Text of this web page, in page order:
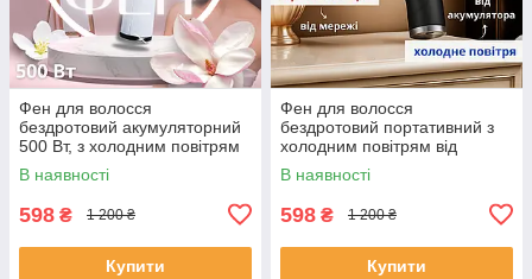
Фен для волосся
бездротовий акумуляторний
500 Вт, з холодним повітрям
від акумулятора та теплим
від мережі Білий, WHD-01-
В наявності
598 ₴ 1 200 ₴
Купити
Фен для волосся
бездротовий портативний з
холодним повітрям від
акумулятора та теплим від
мережі Чорний, BDF-1-B
В наявності
598 ₴ 1 200 ₴
Купити